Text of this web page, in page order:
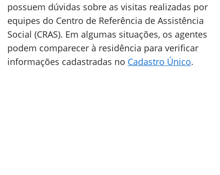
possuem dúvidas sobre as visitas realizadas por
equipes do Centro de Referência de Assistência
Social (CRAS). Em algumas situações, os agentes
podem comparecer à residência para verificar
informações cadastradas no Cadastro Único.